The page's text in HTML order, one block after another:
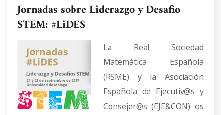
Jornadas sobre Liderazgo y Desafio
STEM: #LiDES
La Real Sociedad
Matemática Española
(RSME) y la Asociación
Española de Ejecutiv@s y
Consejer@s (EJE&CON) os